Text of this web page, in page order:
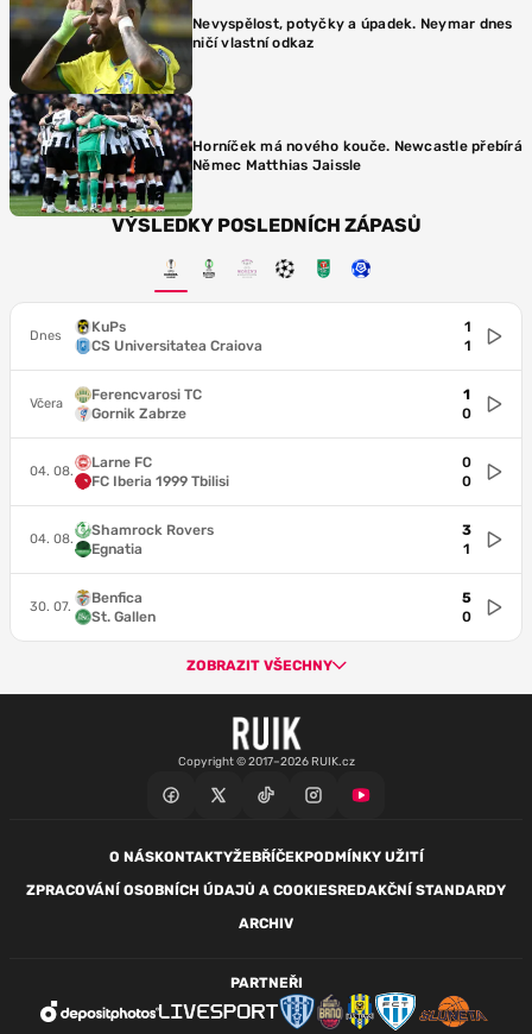
Nevyspělost, potyčky a úpadek. Neymar dnes
ničí vlastní odkaz
Horníček má nového kouče. Newcastle přebírá
Němec Matthias Jaissle
VÝSLEDKY POSLEDNÍCH ZÁPASŮ
Dnes
KuPs
CS Universitatea Craiova
1
1
Včera
Ferencvarosi TC
Gornik Zabrze
1
0
04. 08.
Larne FC
FC Iberia 1999 Tbilisi
0
0
04. 08.
Shamrock Rovers
Egnatia
3
1
30. 07.
Benfica
St. Gallen
5
0
ZOBRAZIT VŠECHNY
Copyright © 2017–2026 RUIK.cz
O NÁSKONTAKTYŽEBŘÍČEKPODMÍNKY UŽITÍ
ZPRACOVÁNÍ OSOBNÍCH ÚDAJŮ A COOKIESREDAKČNÍ STANDARDY
ARCHIV
PARTNEŘI